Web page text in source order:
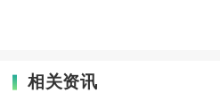
相关资讯